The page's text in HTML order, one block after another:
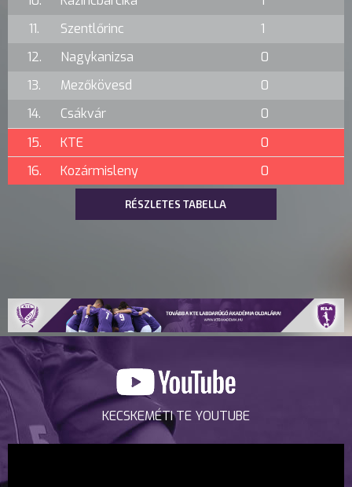
11.
Szentlőrinc
1
12.
Nagykanizsa
0
13.
Mezőkövesd
0
14.
Csákvár
0
15.
KTE
0
16.
Kozármisleny 0
RÉSZLETES TABELLA
KECSKEMÉTI TE YOUTUBE